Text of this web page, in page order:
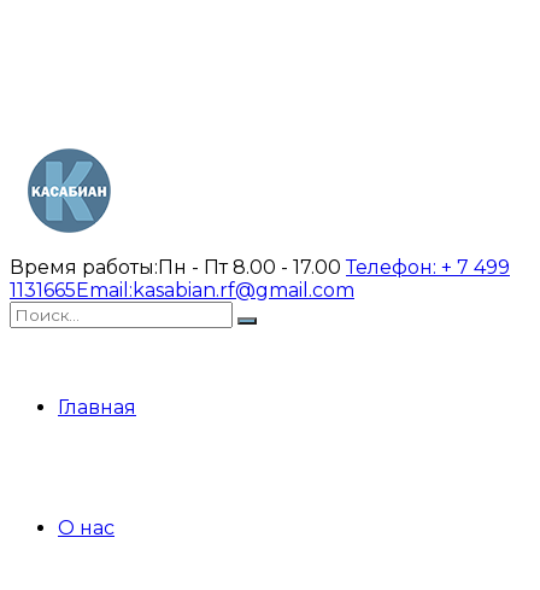
Время работы:Пн - Пт 8.00 - 17.00Телефон: + 7 499
1131665Email: kasabian.rf@gmail.com
Главная
О нас